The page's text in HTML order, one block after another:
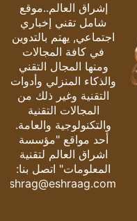
إشراق العالم..موقع
شامل تقني إخباري
اجتماعي, يهتم بالتدوين
في كافة المجالات
ومنها المجال التقني
والذكاء المنزلي وأدوات
التقنية وغير ذلك من
المجالات التقنية
والتكنولوجية والعامة.
أحد مواقع "مؤسسة
اشراق العالم لتقنية
المعلومات" اتصل بنا:
eshrag@eshraag.com